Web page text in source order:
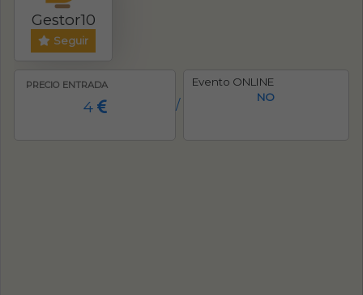
Gestor10
Seguir
PRECIO ENTRADA
4 /
Evento ONLINE
NO